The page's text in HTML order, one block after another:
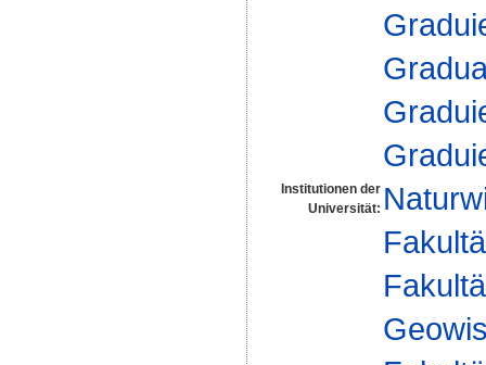
Institutionen der
Universität: